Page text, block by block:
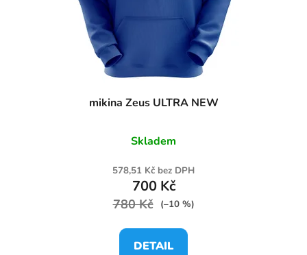
mikina Zeus ULTRA NEW
Skladem
578,51 Kč bez DPH
700 Kč
780 Kč (–10 %)
DETAIL